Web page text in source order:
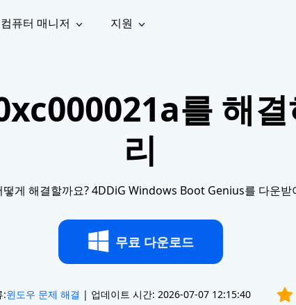
데이터 복구 LINE 데이터 복구
동영상
복구
사진 복
구
문서 복
구
영상 화
질 높이
AI
컴퓨터 매니저
Deleter
AI
삭제
Dll Fixer
Windows DLL 오류 수정
Email Repair
손상된 PST/OST 파일 복구
지원
센터
를 해
리
게 해결할까요? 4DDiG Windows Boot Genius를 다운받
무료 다운로드
:윈도우 문제 해결 | 업데이트 시간: 2026-07-07 12:15:40